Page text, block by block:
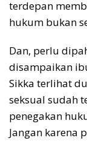
terdepan
hukum bukan
Dan, perlu
disampaikan
Sikka terlihat
seksual sudah
penegakan
Jangan karena